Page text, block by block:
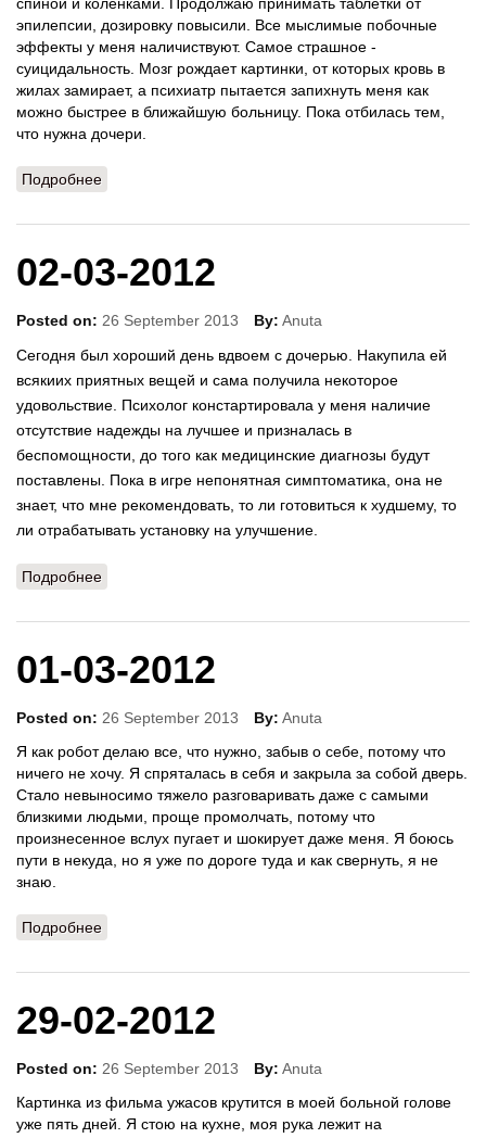
эпилепсии, дозировку повысили. Все мыслимые побочные
эффекты у меня наличиствуют. Самое страшное -
суицидальность. Мозг рождает картинки, от которых кровь в
жилах замирает, а психиатр пытается запихнуть меня как
можно быстрее в ближайшую больницу. Пока отбилась тем,
что нужна дочери.
Подробнее
02-03-2012
Posted on: 26 September 2013 By: Anuta
Сегодня был хороший день вдвоем с дочерью. Накупила ей
всякиих приятных вещей и сама получила некоторое
удовольствие. Психолог констартировала у меня наличие
отсутствие надежды на лучшее и призналась в
беспомощности, до того как медицинские диагнозы будут
поставлены. Пока в игре непонятная симптоматика, она не
знает, что мне рекомендовать, то ли готовиться к худшему, то
ли отрабатывать установку на улучшение.
Подробнее
01-03-2012
Posted on: 26 September 2013 By: Anuta
Я как робот делаю все, что нужно, забыв о себе, потому что
ничего не хочу. Я спряталась в себя и закрыла за собой дверь.
Стало невыносимо тяжело разговаривать даже с самыми
близкими людьми, проще промолчать, потому что
произнесенное вслух пугает и шокирует даже меня. Я боюсь
пути в некуда, но я уже по дороге туда и как свернуть, я не
знаю.
Подробнее
29-02-2012
Posted on: 26 September 2013 By: Anuta
Картинка из фильма ужасов крутится в моей больной голове
уже пять дней. Я стою на кухне, моя рука лежит на